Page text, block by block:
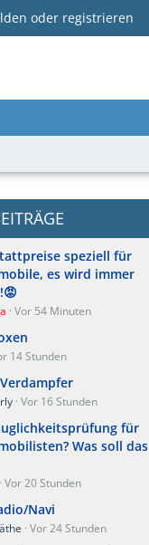
oder registrieren
speziell für
es wird immer
Vor 54 Minuten
14 Stunden
Vor 16 Stunden
für
Was soll das
Vor 20 Stunden
Navi
Vor 24 Stunden